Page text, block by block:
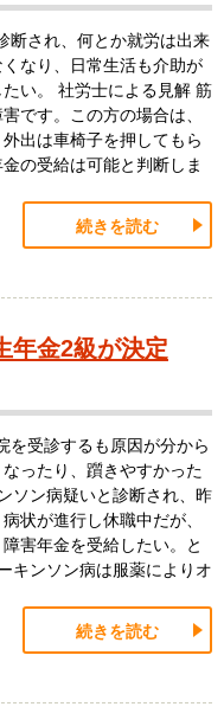
断され、何とか就労は出来
なり、日常生活も介助が
い。 社労士による見解 筋
です。この方の場合は、
出は車椅子を押してもら
の受給は可能と判断しま
続きを読む
年金2級が決定
を受診するも原因が分から
ったり、躓きやすかった
ソン病疑いと診断され、昨
状が進行し休職中だが、
害年金を受給したい。と
キンソン病は服薬によりオ
続きを読む